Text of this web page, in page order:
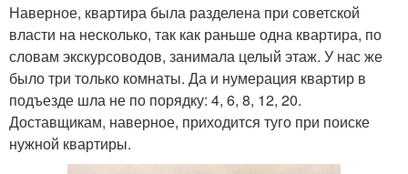
Наверное, квартира была разделена при советской
власти на несколько, так как раньше одна квартира, по
словам экскурсоводов, занимала целый этаж. У нас же
было три только комнаты. Да и нумерация квартир в
подъезде шла не по порядку: 4, 6, 8, 12, 20.
Доставщикам, наверное, приходится туго при поиске
нужной квартиры.